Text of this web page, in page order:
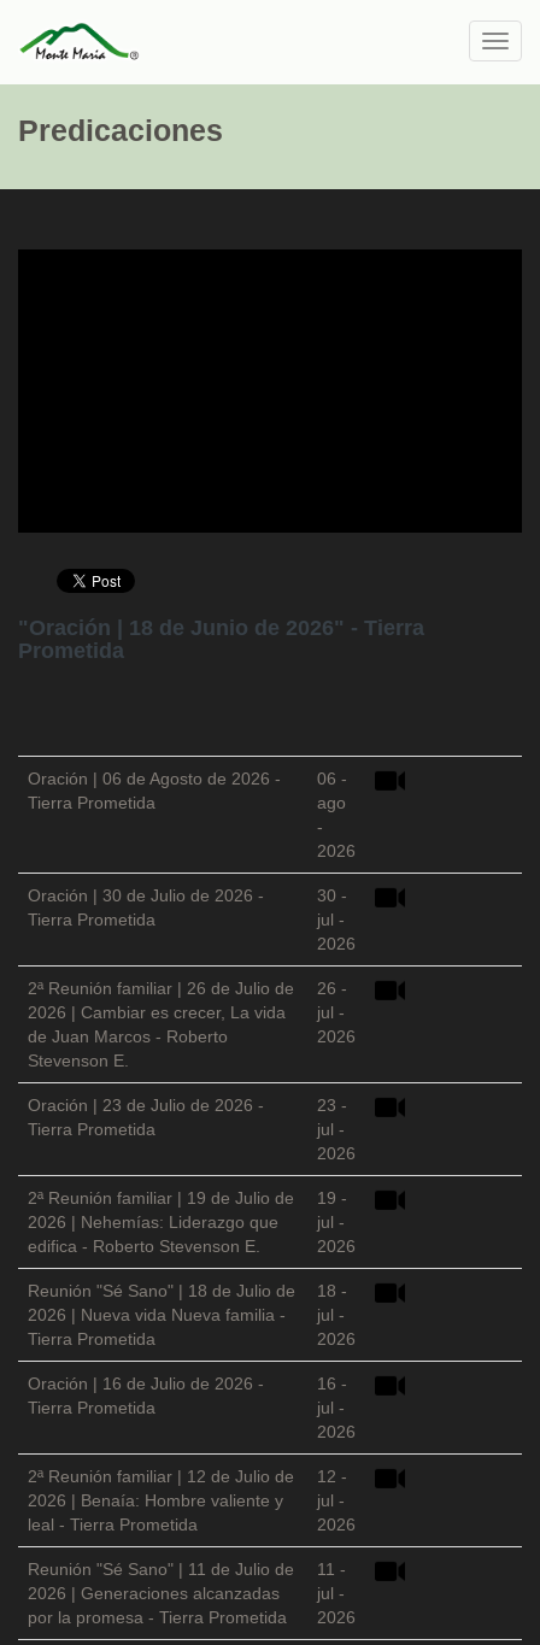
Predicaciones
"Oración | 18 de Junio de 2026" - Tierra
Prometida
Oración | 06 de Agosto de 2026 -
Tierra Prometida
06 -
ago
-
2026
Oración | 30 de Julio de 2026 -
Tierra Prometida
30 -
jul -
2026
2ª Reunión familiar | 26 de Julio de
2026 | Cambiar es crecer, La vida
de Juan Marcos - Roberto
Stevenson E.
26 -
jul -
2026
Oración | 23 de Julio de 2026 -
Tierra Prometida
23 -
jul -
2026
2ª Reunión familiar | 19 de Julio de
2026 | Nehemías: Liderazgo que
edifica - Roberto Stevenson E.
19 -
jul -
2026
Reunión "Sé Sano" | 18 de Julio de
2026 | Nueva vida Nueva familia -
Tierra Prometida
18 -
jul -
2026
Oración | 16 de Julio de 2026 -
Tierra Prometida
16 -
jul -
2026
2ª Reunión familiar | 12 de Julio de
2026 | Benaía: Hombre valiente y
leal - Tierra Prometida
12 -
jul -
2026
Reunión "Sé Sano" | 11 de Julio de
2026 | Generaciones alcanzadas
por la promesa - Tierra Prometida
11 -
jul -
2026